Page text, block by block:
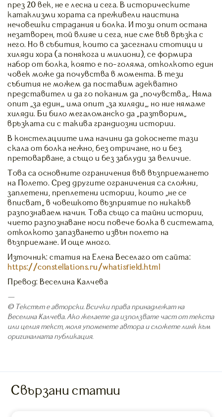
през 20 век, не е лесна и сега. В историческите
катаклизми хората са преживели наистина
нечовешки страдания и болка. И този опит остана
незатворен, той влияе и сега, ние сме във връзка с
него. Но в събития, които са засегнали стотици и
хиляди хора (а понякога и милиони), се формира
набор от болка, която е по-голяма, отколкото един
човек може да почувства в момента. В тези
събития не можем да поставим адекватно
представител и да го поканим да „почувства“. Няма
опит „за един“, има опит „за хиляди“, но ние нямаме
хиляди. Би било мегаломанско да „разтворим“
връзката си с такива грандиозни истории.
В констелациите има начини да докоснете тази
скала от болка нежно, без отричане, но и без
претоварване, а също и без заблуди за величие.
Това са основните ограничения във възприемането
на Полето. Сред другите ограничения са сложни,
заплетени, преплетени истории, които „не се
вписват“ в човешкото възприятие по никакъв
разпознаваем начин. Това също са тайни истории,
чието разпознаване носи повече болка в системата,
отколкото запазването извън полето на
възприемане. И още много.
Източник: статия на Елена Веселаго от сайта:
https://constellations.ru/whatisfield.html
Превод: Веселина Калчева
—
© Текстът е авторски. Всички права принадлежат на
Веселина Калчева. Ако желаете да използвате част от текста
или целия текст, моля упоменете автора и сложете линк към
оригиналната публикация.
Свързани статии